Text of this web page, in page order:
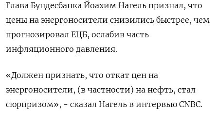
Глава Бундесбанка Йоахим Нагель признал, что
цены на энергоносители снизились быстрее, чем
прогнозировал ‌ЕЦБ, ослабив часть
инфляционного давления.
«Должен признать, что откат цен на
энергоносители, (в частности) на нефть, стал
сюрпризом», - сказал Нагель в интервью CNBC.